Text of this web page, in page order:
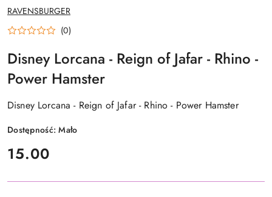
NAZWA
PRODUCENTA:
RAVENSBURGER
(0)
Disney Lorcana - Reign of Jafar - Rhino -
Power Hamster
Disney Lorcana - Reign of Jafar - Rhino - Power Hamster
Dostępność:Mało
cena:
15.00